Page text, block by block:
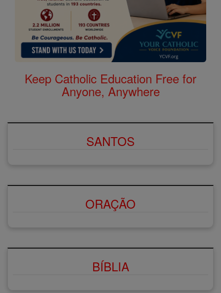
Keep Catholic Education Free for
Anyone, Anywhere
SANTOS
ORAÇÃO
BÍBLIA